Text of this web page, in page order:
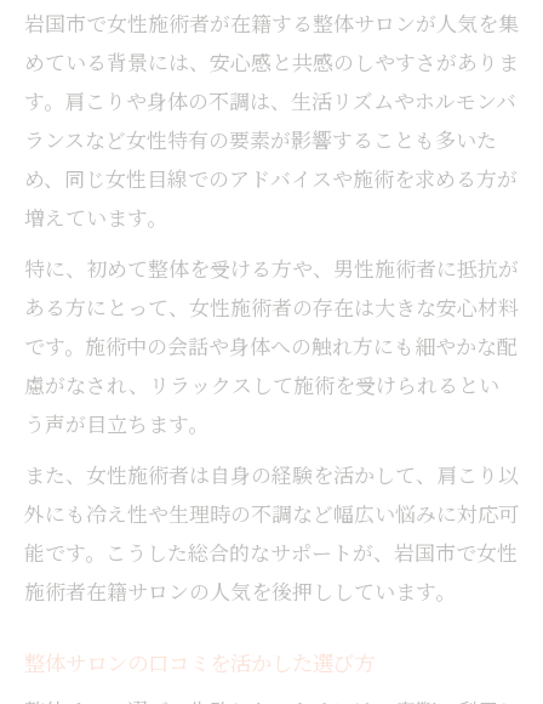
岩国市で女性施術者が在籍する整体サロンが人気を集
めている背景には、安心感と共感のしやすさがありま
す。肩こりや身体の不調は、生活リズムやホルモンバ
ランスなど女性特有の要素が影響することも多いた
め、同じ女性目線でのアドバイスや施術を求める方が
増えています。
特に、初めて整体を受ける方や、男性施術者に抵抗が
ある方にとって、女性施術者の存在は大きな安心材料
です。施術中の会話や身体への触れ方にも細やかな配
慮がなされ、リラックスして施術を受けられるとい
う声が目立ちます。
また、女性施術者は自身の経験を活かして、肩こり以
外にも冷え性や生理時の不調など幅広い悩みに対応可
能です。こうした総合的なサポートが、岩国市で女性
施術者在籍サロンの人気を後押ししています。
整体サロンの口コミを活かした選び方